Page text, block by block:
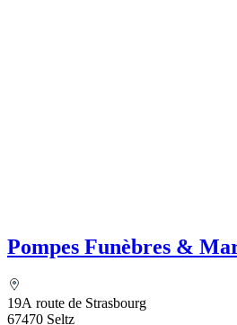
Pompes Funèbres &
19A route de Strasbourg
67470 Seltz